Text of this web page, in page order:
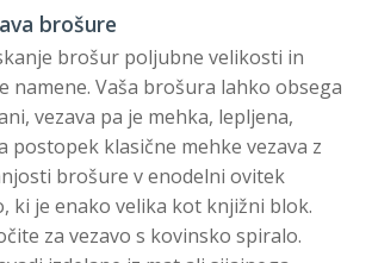
brošure
brošur poljubne velikosti in
namene. Vaša brošura lahko obsega
vezava pa je mehka, lepljena,
postopek klasične mehke vezava z
brošure v enodelni ovitek
ki je enako velika kot knjižni blok.
za vezavo s kovinsko spiralo.